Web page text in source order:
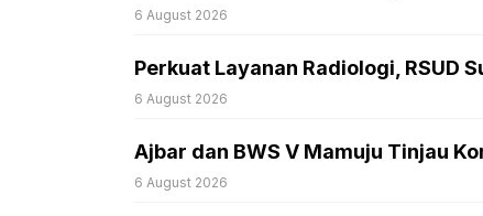
6 August 2026
Perkuat Layanan Radiologi, RSUD
6 August 2026
Ajbar dan BWS V Mamuju Tinjau
6 August 2026